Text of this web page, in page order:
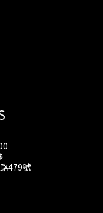
479號